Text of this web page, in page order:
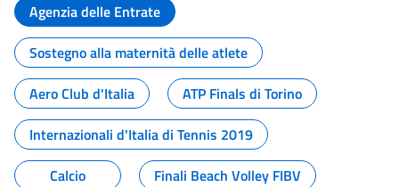
Agenzia delle Entrate
Sostegno alla maternità delle atlete
Aero Club d'Italia
ATP Finals di Torino
Internazionali d'Italia di Tennis 2019
Calcio
Finali Beach Volley FIBV